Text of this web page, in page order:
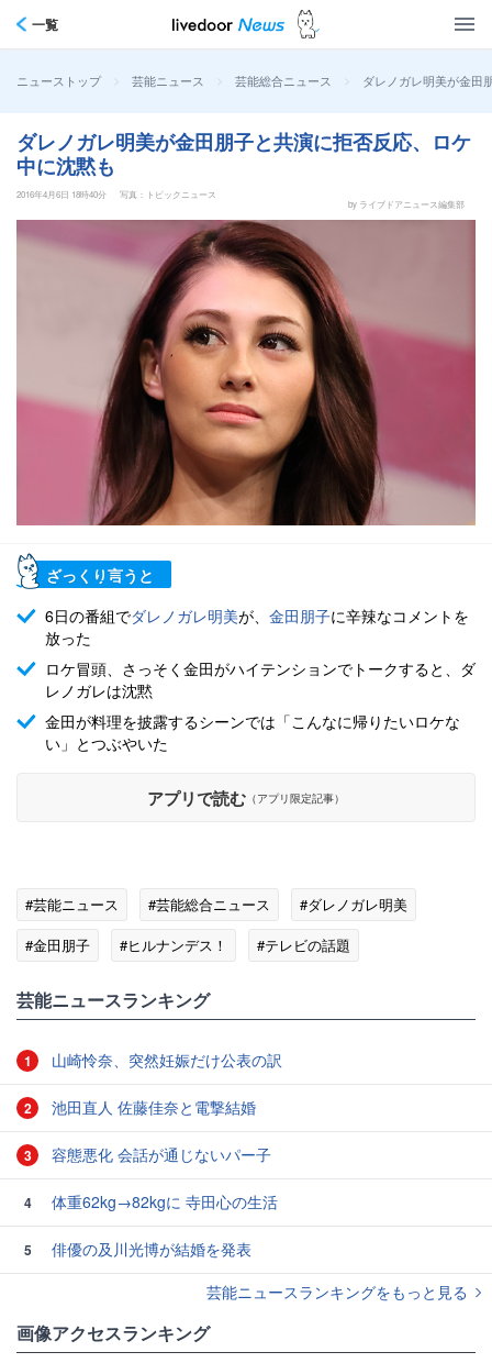
一覧
ニューストップ > 芸能ニュース > 芸能総合ニュース > ダレノガレ明美が金田
ダレノガレ明美が金田朋子と共演に拒否反応、ロケ
中に沈黙も
2016年4月6日 18時40分
写真：トピックニュース
by ライブドアニュース編集部
ざっくり言うと
6日の番組でダレノガレ明美が、 金田朋子に辛辣なコメントを
放った
ロケ冒頭、さっそく金田がハイテンションでトークすると、ダ
レノガレは沈黙
金田が料理を披露するシーンでは「こんなに帰りたいロケな
い」とつぶやいた
アプリで読む （アプリ限定記事）
#芸能ニュース #芸能総合ニュース
#ダレノガレ明美
#金田朋子
#ヒルナンデス！ #テレビの話題
芸能ニュースランキング
1 山崎怜奈、突然妊娠だけ公表の訳
2 池田直人 佐藤佳奈と電撃結婚
3 容態悪化 会話が通じないパー子
4 体重62kg→82kgに 寺田心の生活
5
俳優の及川光博が結婚を発表
芸能ニュースランキングをもっと見る
画像アクセスランキング